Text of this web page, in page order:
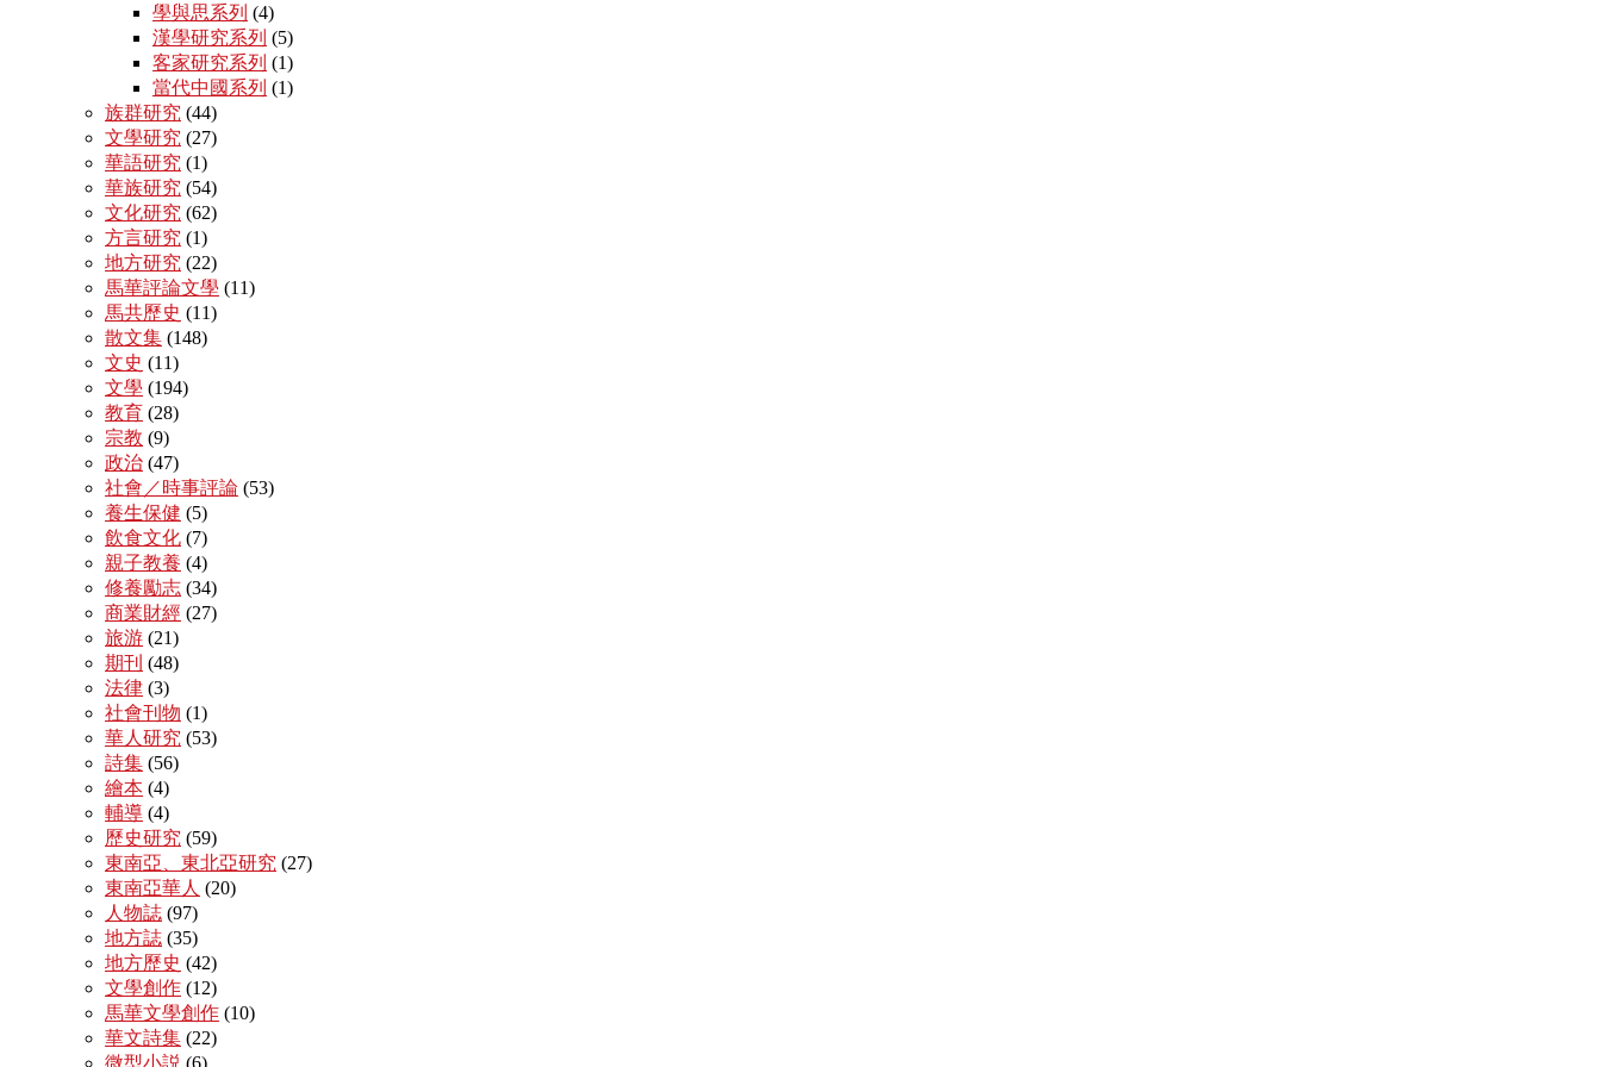
學與思系列 (4)
漢學研究系列 (5)
客家研究系列 (1)
當代中國系列 (1)
族群研究 (44)
文學研究 (27)
華語研究 (1)
華族研究 (54)
文化研究 (62)
方言研究 (1)
地方研究 (22)
馬華評論文學 (11)
馬共歷史 (11)
散文集 (148)
文史 (11)
文學 (194)
教育 (28)
宗教 (9)
政治 (47)
社會／時事評論 (53)
養生保健 (5)
飲食文化 (7)
親子教養 (4)
修養勵志 (34)
商業財經 (27)
旅游 (21)
期刊 (48)
法律 (3)
社會刊物 (1)
華人研究 (53)
詩集 (56)
繪本 (4)
輔導 (4)
歷史研究 (59)
東南亞、東北亞研究 (27)
東南亞華人 (20)
人物誌 (97)
地方誌 (35)
地方歷史 (42)
文學創作 (12)
馬華文學創作 (10)
華文詩集 (22)
微型小説 (6)